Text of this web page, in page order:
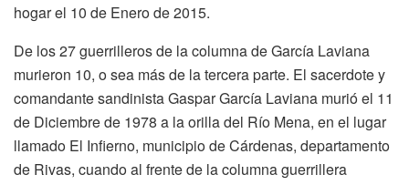
hogar el 10 de Enero de 2015.
De los 27 guerrilleros de la columna de García Laviana
murieron 10, o sea más de la tercera parte. El sacerdote y
comandante sandinista Gaspar García Laviana murió el 11
de Diciembre de 1978 a la orilla del Río Mena, en el lugar
llamado El Infierno, municipio de Cárdenas, departamento
de Rivas, cuando al frente de la columna guerrillera